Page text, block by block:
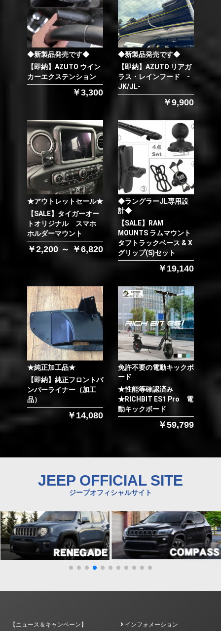
◆新製品発売です◆
【即納】AZUTO ウイン
カーエクステンション
￥3,300
◆新製品発売です◆
【即納】AZUTO リアガ
ラス・レインフード -
JK/JL-
￥9,900
★アウトレットセール★
【SALE】タイガーオー
トオリジナル スマホ
ホルダーマウント
￥2,200 ～ ￥6,820
◆ラングラーJL専用設
計◆
【SALE】RAM
MOUNTS ラムマウント
タフトラックベース & X
グリップ(S)セット
￥19,140
★純正加工品★
【即納】純正フロントバ
ンパーライナー（加工
品）
￥14,080
免許不要の電動キックボ
ード
★性能等確認済み
★RICHBIT ES1 Pro 電
動キックボード
￥59,799
JEEP OFFICIAL SITE
ジープオフィシャルサイト
【ニュース＆キャンペーン】
インフォメーション